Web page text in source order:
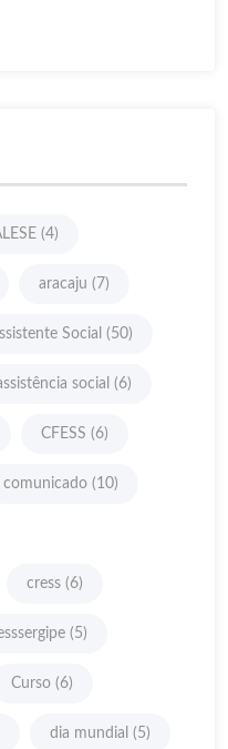
(4)
aracaju (7)
Social (50)
social (6)
CFESS (6)
comunicado (10)
cress (6)
(5)
Curso (6)
dia mundial (5)